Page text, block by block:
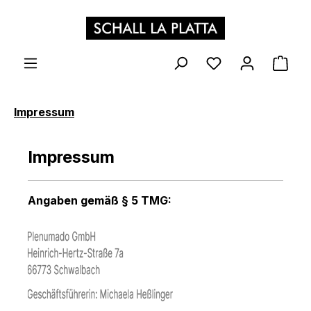
Zum Hauptinhalt springen
Impressum
Impressum
Angaben gemäß § 5 TMG: